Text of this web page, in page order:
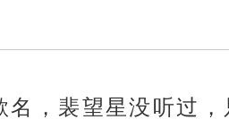
，裴望星没听过